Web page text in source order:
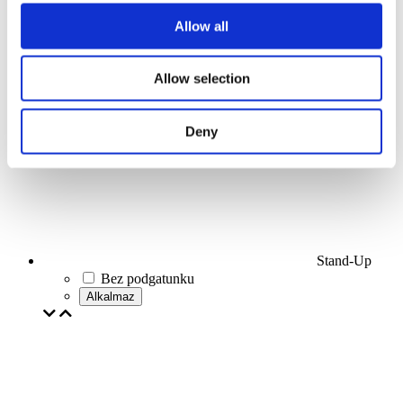
Allow all
Allow selection
Deny
Alkalmaz
Stand-Up
Bez podgatunku
Alkalmaz